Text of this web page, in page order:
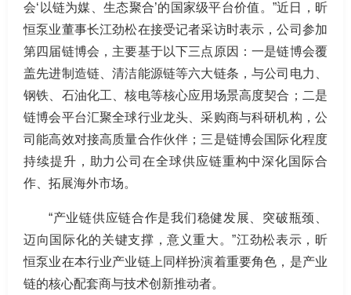
会‘以链为媒、生态聚合’的国家级平台价值。”近日，昕
恒泵业董事长江劲松在接受记者采访时表示，公司参加
第四届链博会，主要基于以下三点原因：一是链博会覆
盖先进制造链、清洁能源链等六大链条，与公司电力、
钢铁、石油化工、核电等核心应用场景高度契合；二是
链博会平台汇聚全球行业龙头、采购商与科研机构，公
司能高效对接高质量合作伙伴；三是链博会国际化程度
持续提升，助力公司在全球供应链重构中深化国际合
作、拓展海外市场。
“产业链供应链合作是我们稳健发展、突破瓶颈、
迈向国际化的关键支撑，意义重大。”江劲松表示，昕
恒泵业在本行业产业链上同样扮演着重要角色，是产业
链的核心配套商与技术创新推动者。